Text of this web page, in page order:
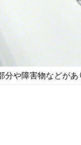
分や障害物などが